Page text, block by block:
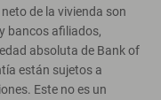
de la vivienda son
bancos afiliados,
absoluta de Bank of
están sujetos a
Este no es un